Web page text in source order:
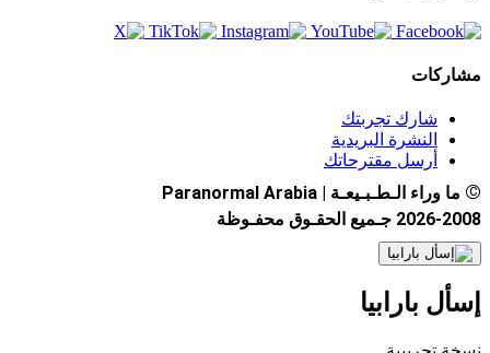
مشاركات
شارك تجربتك
النشرة البريدية
أرسل مقترحاتك
© ما وراء الـطـبـيعـة | Paranormal Arabia
2026-2008 جـميع الحقـوق محفـوظة
إسأل بارابيا